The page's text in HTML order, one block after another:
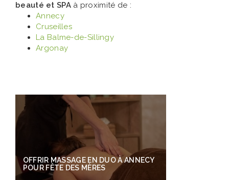
beauté et SPA à proximité de :
Annecy
Cruseilles
La Balme-de-Sillingy
Argonay
OFFRIR MASSAGE EN DUO À ANNECY
POUR FÊTE DES MÈRES